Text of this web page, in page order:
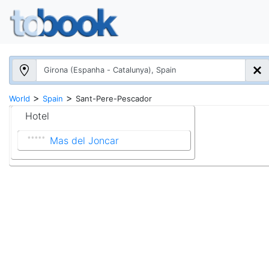
World > Spain > Sant-Pere-Pescador
Hotel
Mas del Joncar